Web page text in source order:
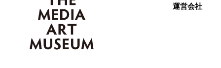
運営会社